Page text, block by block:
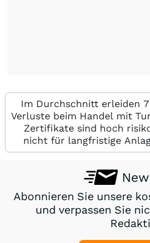
Im Durchschnitt erleiden
Verluste beim Handel mit
Zertifikate sind hoch
nicht für langfristige
Abonnieren Sie unsere
und verpassen Sie